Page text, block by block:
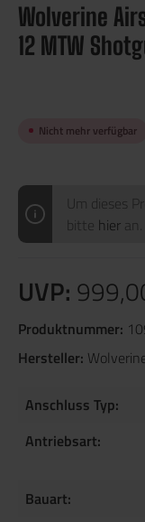
Wolverine
12 MTW
Nicht mehr verfügbar
Um dieses
bitte hier an.
UVP:
Produktnummer:
Hersteller:
Anschluss Typ:
Antriebsart:
Bauart: